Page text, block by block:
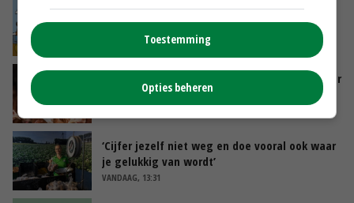
Internationale vraag naar geitenzuivel blijft
groot: Nederland in Europese top
VANDAAG, 15:33
Vlaamse varkensstapel krimpt, pluimveesector
groeit door schaalvergroting
‘Cijfer jezelf niet weg en doe vooral ook waar
je gelukkig van wordt’
VANDAAG, 13:31
Toestemming
Opties beheren